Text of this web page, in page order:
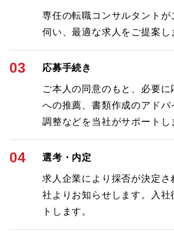
専任の転職コンサルタントが
伺い、最適な求人をご提案し
03 応募手続き
ご本人の同意のもと、必要に
への推薦、書類作成のアドバ
調整などを当社がサポートし
04 選考・内定
求人企業により採否が決定さ
社よりお知らせします。入社
トします。